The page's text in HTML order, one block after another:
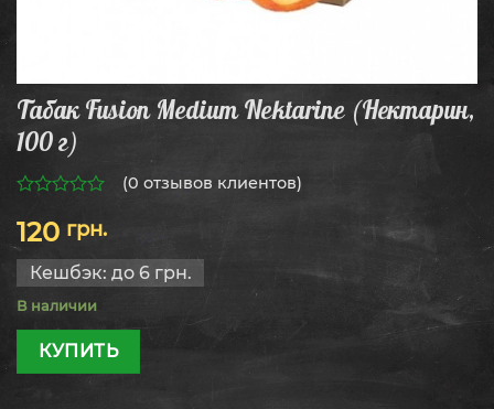
Табак Fusion Medium Nektarine (Нектарин,
100 г)
из
5
(0 отзывов клиентов)
120 грн.
Кешбэк: до 6 грн.
В наличии
КУПИТЬ